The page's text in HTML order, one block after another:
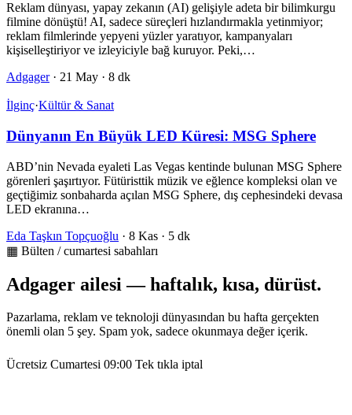
Reklam dünyası, yapay zekanın (AI) gelişiyle adeta bir bilimkurgu
filmine dönüştü! AI, sadece süreçleri hızlandırmakla yetinmiyor;
reklam filmlerinde yepyeni yüzler yaratıyor, kampanyaları
kişiselleştiriyor ve izleyiciyle bağ kuruyor. Peki,…
Adgager · 21 May · 8 dk
İlginç·Kültür & Sanat
Dünyanın En Büyük LED Küresi: MSG Sphere
ABD’nin Nevada eyaleti Las Vegas kentinde bulunan MSG Sphere
görenleri şaşırtıyor. Fütüristtik müzik ve eğlence kompleksi olan ve
geçtiğimiz sonbaharda açılan MSG Sphere, dış cephesindeki devasa
LED ekranına…
Eda Taşkın Topçuoğlu · 8 Kas · 5 dk
▦ Bülten / cumartesi sabahları
Adgager ailesi — haftalık, kısa, dürüst.
Pazarlama, reklam ve teknoloji dünyasından bu hafta gerçekten
önemli olan 5 şey. Spam yok, sadece okunmaya değer içerik.
Ücretsiz Cumartesi 09:00 Tek tıkla iptal